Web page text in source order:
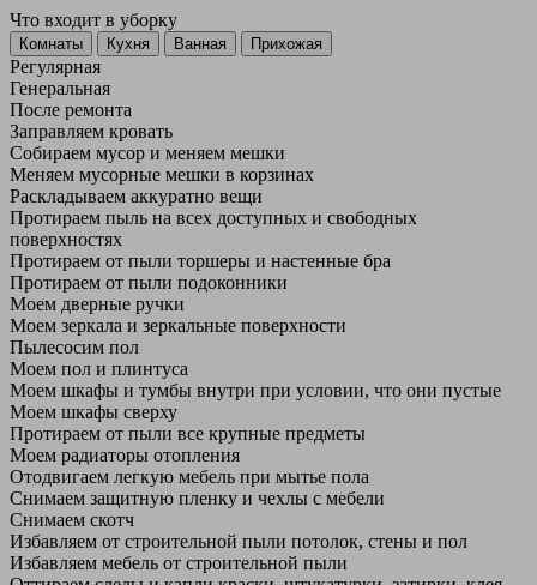
Что входит в уборку
Регу­лярная
Гене­ральная
После ремонта
Заправляем кровать
Собираем мусор и меняем мешки
Меняем мусорные мешки в корзинах
Раскладываем аккуратно вещи
Протираем пыль на всех доступных и свободных
поверхностях
Протираем от пыли торшеры и настенные бра
Протираем от пыли подоконники
Моем дверные ручки
Моем зеркала и зеркальные поверхности
Пылесосим пол
Моем пол и плинтуса
Моем шкафы и тумбы внутри при условии, что они пустые
Моем шкафы сверху
Протираем от пыли все крупные предметы
Моем радиаторы отопления
Отодвигаем легкую мебель при мытье пола
Снимаем защитную пленку и чехлы с мебели
Снимаем скотч
Избавляем от строительной пыли потолок, стены и пол
Избавляем мебель от строительной пыли